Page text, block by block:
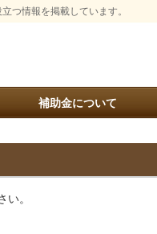
つ情報を掲載しています。
補助金について
。